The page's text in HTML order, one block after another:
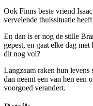
Ook Finns beste vriend
vervelende thuissituatie
En dan is er nog de stille
gepest, en gaat elke dag
dit nog vol?
Langzaam raken hun levens
dan neemt een van hen een
voorgoed verandert.